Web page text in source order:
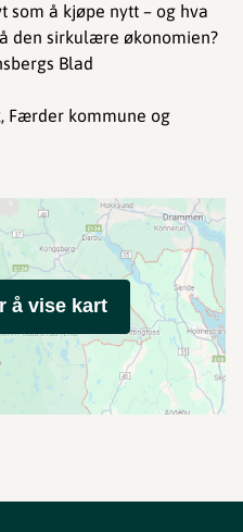
å kjøpe nytt – og hva
den sirkulære økonomien?
Blad
Færder kommune og
å vise kart